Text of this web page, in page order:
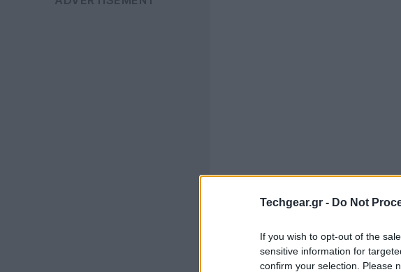
Techgear.gr - Do Not
If you wish to opt-out of the
sensitive information for
confirm your selection. Please